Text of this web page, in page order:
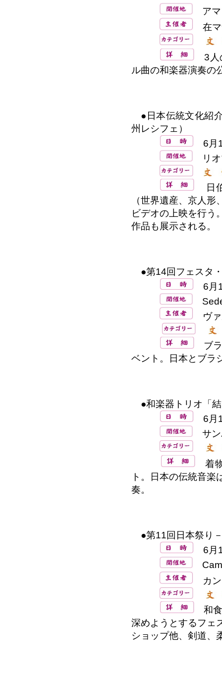
アマ
在マ
3人
ル曲の和楽器演奏の
●日本伝統文化紹
州レシフェ）
6月
リオ
日伯
（世界遺産、京人
ビデオの上映を行う
作品も展示される。
●第14回フェスタ
6月
ヴァ
ブラ
ベント。日本とブラ
●和楽器トリオ「
6月
サン
着物
ト。日本の伝統音
奏。
●第11回日本祭り
6月
カン
和食
深めようとするフェ
ショップ他、剣道、